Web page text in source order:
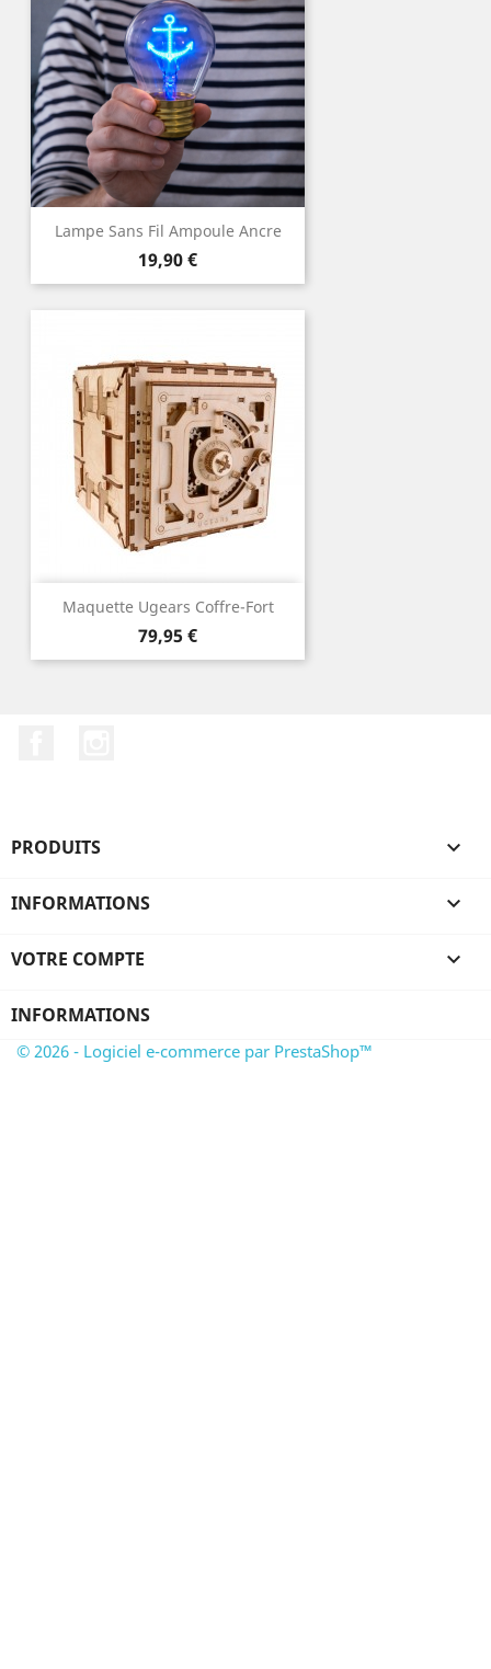
Lampe Sans Fil Ampoule Ancre
Prix
19,90 €
Maquette Ugears Coffre-Fort
Prix
79,95 €
PRODUITS 
INFORMATIONS 
VOTRE COMPTE 
INFORMATIONS
© 2026 - Logiciel e-commerce par PrestaShop™